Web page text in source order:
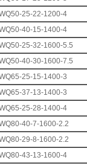
25-22-1200-4
40-15-1400-4
25-32-1600-5.5
40-30-1600-7.5
25-15-1400-3
37-13-1400-3
25-28-1400-4
40-7-1600-2.2
29-8-1600-2.2
43-13-1600-4